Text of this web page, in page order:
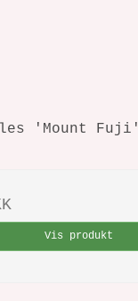
'Mount Fuji'
Vis produkt